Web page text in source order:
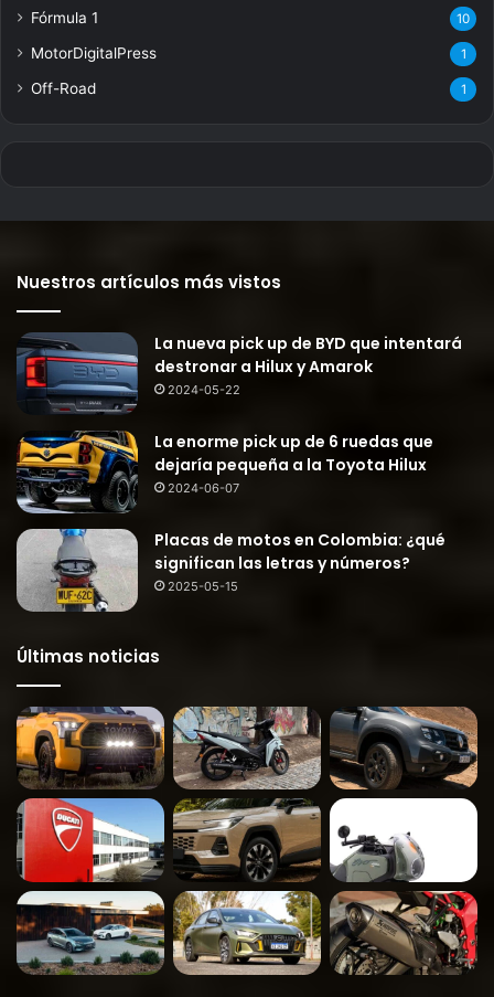
Fórmula 1 10
MotorDigitalPress 1
Off-Road 1
Nuestros artículos más vistos
La nueva pick up de BYD que intentará
destronar a Hilux y Amarok
2024-05-22
La enorme pick up de 6 ruedas que
dejaría pequeña a la Toyota Hilux
2024-06-07
Placas de motos en Colombia: ¿qué
significan las letras y números?
2025-05-15
Últimas noticias